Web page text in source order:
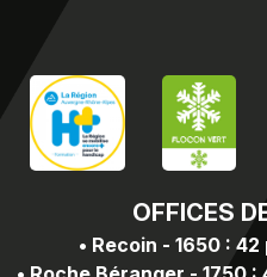
OFFICES
• Recoin - 1650 :